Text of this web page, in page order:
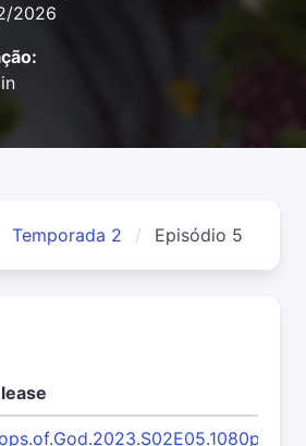
2026
Temporada 2 Episódio 5